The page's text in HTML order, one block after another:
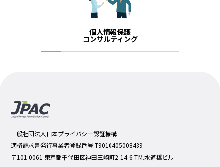
個人情報保護
コンサルティング
一般社団法人日本プライバシー認証機構
適格請求書発行事業者登録番号:T9010405008439
〒101-0061 東京都千代田区神田三崎町2-14-6 T.M.水道橋ビル